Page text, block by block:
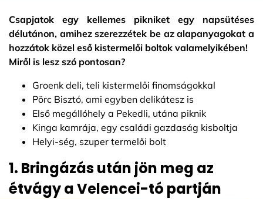
Csapjatok egy kellemes pikniket egy napsütéses
délutánon, amihez szerezzétek be az alapanyagokat a
hozzátok közel eső kistermelői boltok valamelyikében!
Miről is lesz szó pontosan?
Groenk deli, teli kistermelői finomságokkal
Pörc Bisztó, ami egyben delikátesz is
Első megállóhely a Pekedli, utána piknik
Kinga kamrája, egy családi gazdaság kisboltja
Helyi-ség, szuper termelői bolt
1. Bringázás után jön meg az
étvágy a Velencei-tó partján